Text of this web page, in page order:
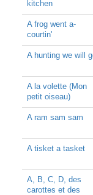
kitchen
A frog went a-
courtin'
A hunting we will
A la volette (Mon
petit oiseau)
A ram sam sam
A tisket a tasket
A, B, C, D, des
carottes et des